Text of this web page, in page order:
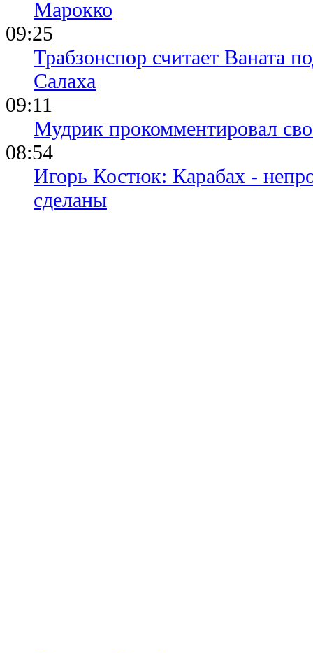
Марокко
09:25
Трабзонспор считает Ваната
Салаха
09:11
Мудрик прокомментировал
08:54
Игорь Костюк: Карабах -
сделаны